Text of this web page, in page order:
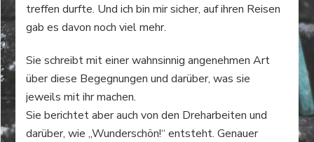
treffen durfte. Und ich bin mir sicher, auf ihren Reisen
gab es davon noch viel mehr.
Sie schreibt mit einer wahnsinnig angenehmen Art
über diese Begegnungen und darüber, was sie
jeweils mit ihr machen.
Sie berichtet aber auch von den Dreharbeiten und
darüber, wie „Wunderschön!“ entsteht. Genauer